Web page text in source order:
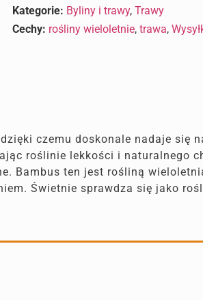
Kategorie: Byliny i trawy,Trawy
Cechy: rośliny wieloletnie,trawa,
czemu doskonale nadaje się
roślinie lekkości i naturalnego
Bambus ten jest rośliną
Świetnie sprawdza się jako